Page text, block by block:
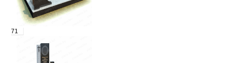
71